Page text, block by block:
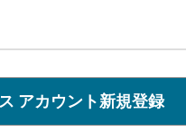
アカウント新規登録